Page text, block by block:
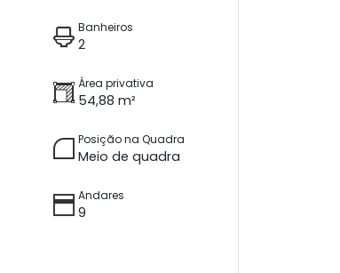
Banheiros
2
Área privativa
54,88 m²
Posição na Quadra
Meio de quadra
Andares
9